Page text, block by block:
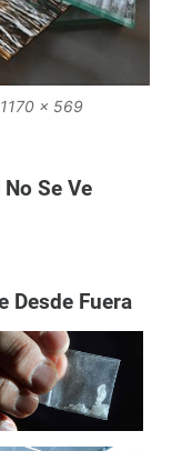
x 569
Se Ve
Desde Fuera